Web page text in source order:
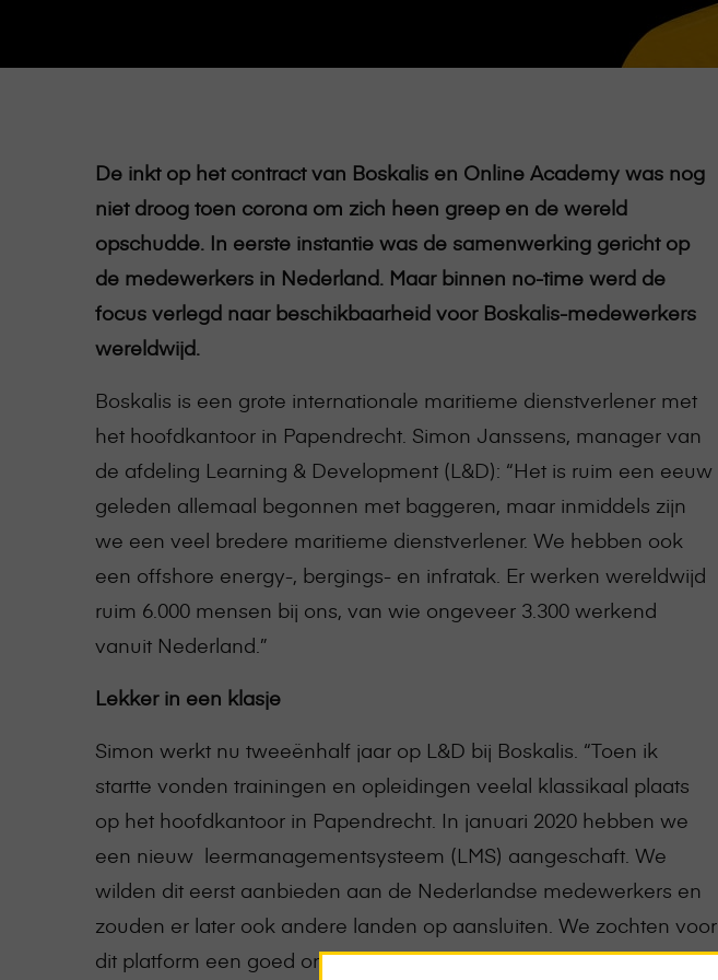
De inkt op het contract van Boskalis en Online Academy was nog
niet droog toen corona om zich heen greep en de wereld
opschudde. In eerste instantie was de samenwerking gericht op
de medewerkers in Nederland. Maar binnen no-time werd de
focus verlegd naar beschikbaarheid voor Boskalis-medewerkers
wereldwijd.
Boskalis is een grote internationale maritieme dienstverlener met
het hoofdkantoor in Papendrecht. Simon Janssens, manager van
de afdeling Learning & Development (L&D): “Het is ruim een eeuw
geleden allemaal begonnen met baggeren, maar inmiddels zijn
we een veel bredere maritieme dienstverlener. We hebben ook
een offshore energy-, bergings- en infratak. Er werken wereldwijd
ruim 6.000 mensen bij ons, van wie ongeveer 3.300 werkend
vanuit Nederland.”
Lekker in een klasje
Simon werkt nu tweeënhalf jaar op L&D bij Boskalis. “Toen ik
startte vonden trainingen en opleidingen veelal klassikaal plaats
op het hoofdkantoor in Papendrecht. In januari 2020 hebben we
een nieuw leermanagementsysteem (LMS) aangeschaft. We
wilden dit eerst aanbieden aan de Nederlandse medewerkers en
zouden er later ook andere landen op aansluiten. We zochten voor
dit platform een goed online leeraanbod. Na een intensief